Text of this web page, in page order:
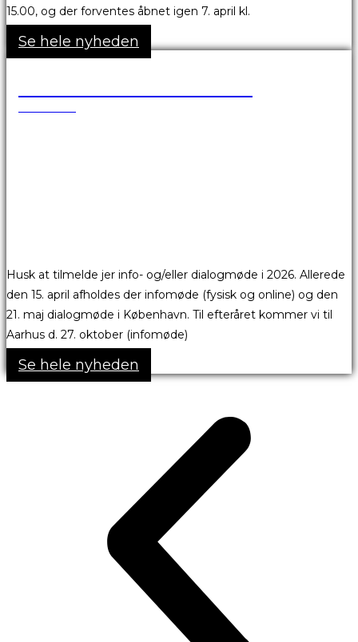
15.00, og der forventes åbnet igen 7. april kl.
Se hele nyheden
Husk at tilmelde jer info- og/eller dialogmøde i 2026. Allerede
den 15. april afholdes der infomøde (fysisk og online) og den
21. maj dialogmøde i København. Til efteråret kommer vi til
Aarhus d. 27. oktober (infomøde)
Se hele nyheden